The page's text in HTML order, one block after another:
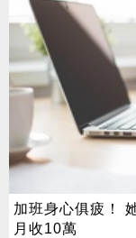
加班身心俱疲！
月收10萬